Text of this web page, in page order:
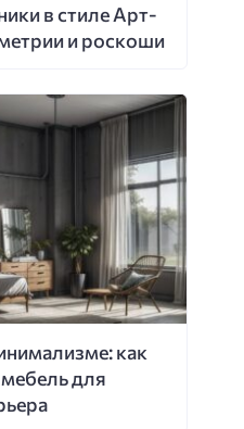
в стиле Арт-
и роскоши
как
для